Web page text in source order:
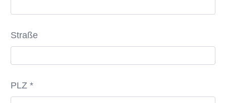
Straße
PLZ *